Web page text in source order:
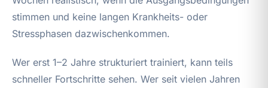
stimmen und keine langen Krankheits- oder
Stressphasen dazwischenkommen.
Wer erst 1–2 Jahre strukturiert trainiert, kann teils
schneller Fortschritte sehen. Wer seit vielen Jahren